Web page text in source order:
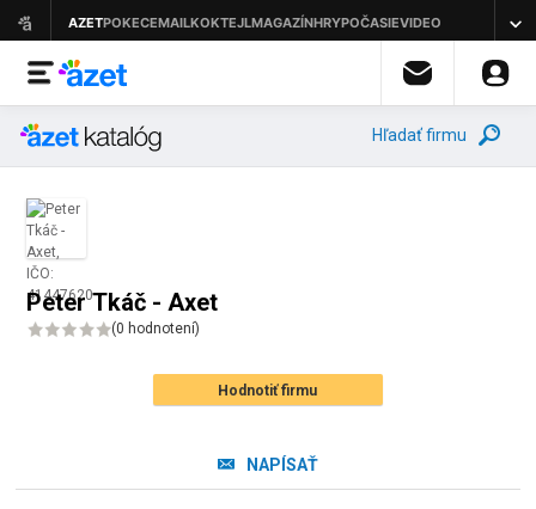
Hľadať firmu
Peter Tkáč - Axet
(0 hodnotení)
Hodnotiť firmu
NAPÍSAŤ